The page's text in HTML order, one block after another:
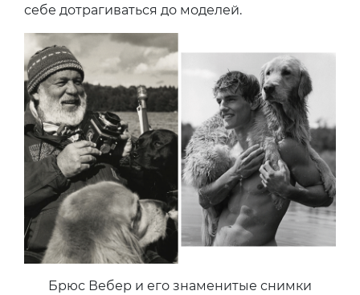
себе дотрагиваться до моделей.
Брюс Вебер и его знаменитые снимки